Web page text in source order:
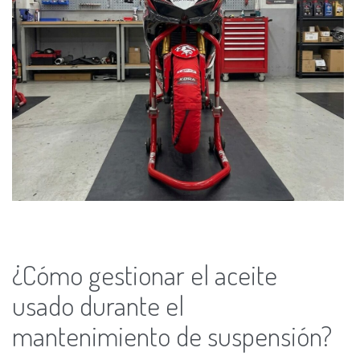
¿Cómo gestionar el aceite
usado durante el
mantenimiento de suspensión?